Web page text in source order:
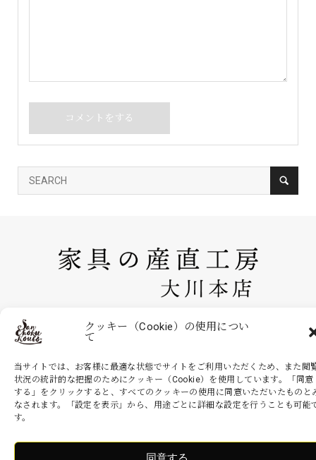
クッキー（Cookie）の使用につい
て
当サイトでは、お客様に最適な状態でサイトをご利用いただくため、また閲
状況の統計的な把握のためにクッキー（Cookie）を使用しています。「同意
する」をクリックすると、すべてのクッキーの使用に同意いただいたものと
なされます。「設定を表示」から、用途ごとに詳細な設定を行うことも可能
す。
同意する
家具の産直工房 大川本店は、株式会社産商が運営する公式のネットシ
ョッピングサイトです。家具・インテリアなどの商品を現地より無駄を
Copyright ©家具の産直工房 大川本店. All Rights Reserved.